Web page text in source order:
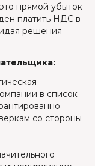
прямой убыток
платить НДС в
решения
в список
со стороны